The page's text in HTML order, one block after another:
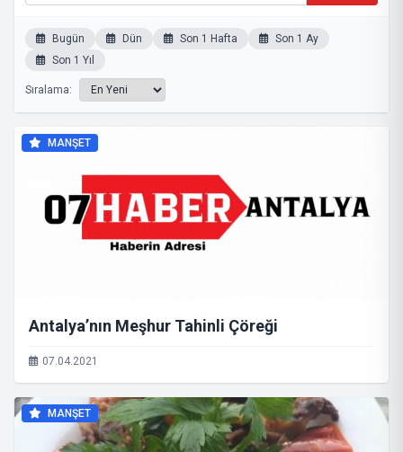
Bugün Dün Son 1 Hafta
Son 1 Ay
Son 1 Yıl
Sıralama:
MANŞET
Antalya’nın Meşhur Tahinli Çöreği
07.04.2021
MANŞET